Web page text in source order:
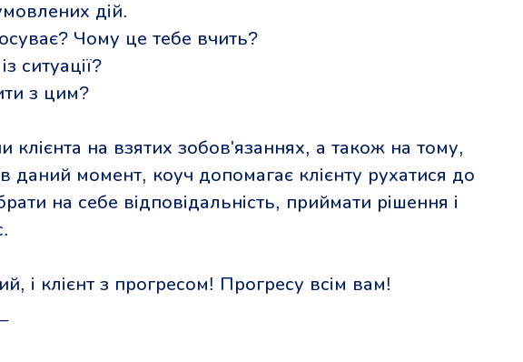
дій.
Чому це тебе вчить?
ситуації?
з цим?
на взятих зобов'язаннях, а також на тому,
момент, коуч допомагає клієнту рухатися до
брати на себе відповідальність, приймати рішення і
і клієнт з прогресом! Прогресу всім вам!